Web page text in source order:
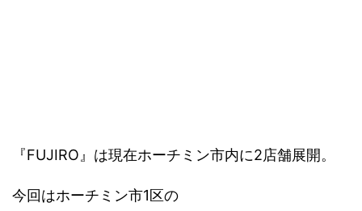
『FUJIRO』は現在ホーチミン市内に2店舗展開。
今回はホーチミン市1区の